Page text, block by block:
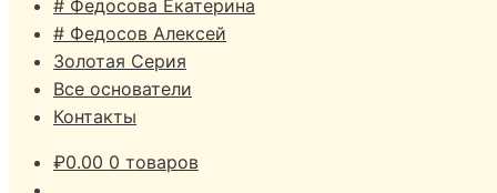
# Федосова Екатерина
# Федосов Алексей
Золотая Серия
Все основатели
Контакты
₽0.00 0 товаров